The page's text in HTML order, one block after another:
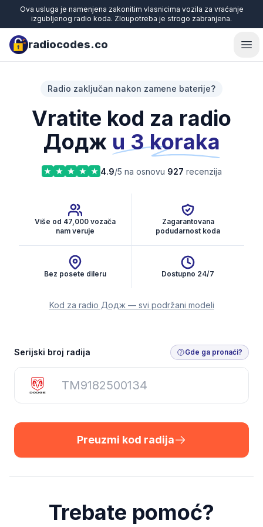
Ova usluga je namenjena zakonitim vlasnicima vozila za vraćanje
izgubljenog radio koda. Zloupotreba je strogo zabranjena.
radiocodes.co
Radio zaključan nakon zamene baterije?
Vratite kod za radio
Додж u 3 koraka
4.9/5 na osnovu 927 recenzija
Više od 47,000 vozača
nam veruje
Zagarantovana
podudarnost koda
Bez posete dileru Dostupno 24/7
Kod za radio Додж — svi podržani modeli
Preuzmi kod radija
Serijski broj radija Gde ga pronaći?
Preuzmi kod radija
Trebate pomoć?